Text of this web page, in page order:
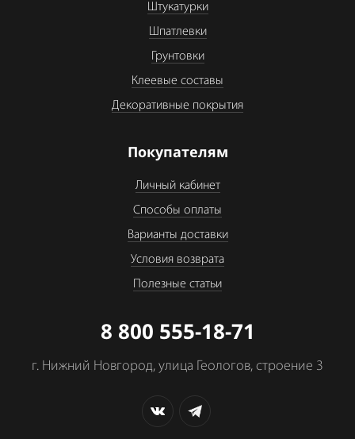
Штукатурки
Шпатлевки
Грунтовки
Клеевые составы
Декоративные покрытия
Покупателям
Личный кабинет
Способы оплаты
Варианты доставки
Условия возврата
Полезные статьи
8 800 555-18-71
г. Нижний Новгород, улица Геологов, строение 3